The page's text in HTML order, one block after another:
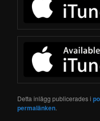
Detta inlägg publicerades i
permalänken.